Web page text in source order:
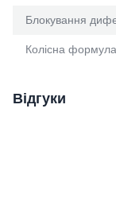
Блокування
Колісна формула
Відгуки